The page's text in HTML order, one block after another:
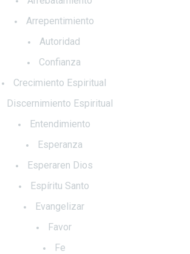
Arrepentimiento
Autoridad
Confianza
Crecimiento Espiritual
Discernimiento Espiritual
Entendimiento
Esperanza
Esperaren Dios
Espíritu Santo
Evangelizar
Favor
Fe